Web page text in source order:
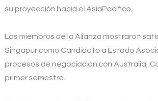
su proyección hacia el AsiaPacífico.
Los miembros de la Alianza mostraron
Singapur como Candidato a Estado
procesos de negociación con Australia,
primer semestre.